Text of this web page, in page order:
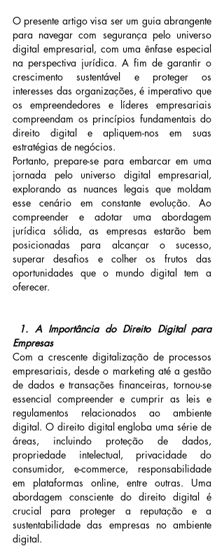
O presente artigo visa ser um guia abrangente
para navegar com segurança pelo universo
digital empresarial, com uma ênfase especial
na perspectiva jurídica. A fim de garantir o
crescimento sustentável e proteger os
interesses das organizações, é imperativo que
os empreendedores e líderes empresariais
compreendam os princípios fundamentais do
direito digital e apliquem-nos em suas
estratégias de negócios.
Portanto, prepare-se para embarcar em uma
jornada pelo universo digital empresarial,
explorando as nuances legais que moldam
esse cenário em constante evolução. Ao
compreender e adotar uma abordagem
jurídica sólida, as empresas estarão bem
posicionadas para alcançar o sucesso,
superar desafios e colher os frutos das
oportunidades que o mundo digital tem a
oferecer.
Empresas
Com a crescente digitalização de processos
empresariais, desde o marketing até a gestão
de dados e transações financeiras, tornou-se
essencial compreender e cumprir as leis e
regulamentos relacionados ao ambiente
digital. O direito digital engloba uma série de
áreas, incluindo proteção de dados,
propriedade intelectual, privacidade do
consumidor, e-commerce, responsabilidade
em plataformas online, entre outras. Uma
abordagem consciente do direito digital é
crucial para proteger a reputação e a
sustentabilidade das empresas no ambiente
digital.